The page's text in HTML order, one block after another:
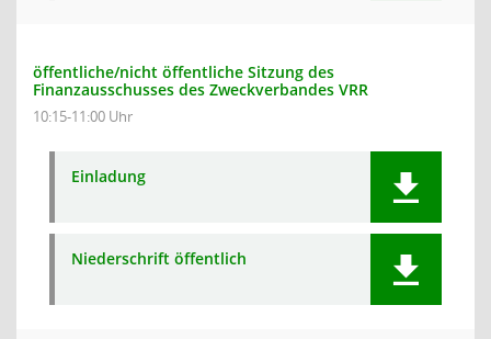
öffentliche/nicht öffentliche Sitzung des
Finanzausschusses des Zweckverbandes VRR
10:15-11:00 Uhr
Einladung
Niederschrift öffentlich